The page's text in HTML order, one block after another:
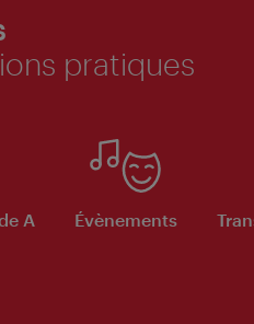
pratiques
A
Évènements